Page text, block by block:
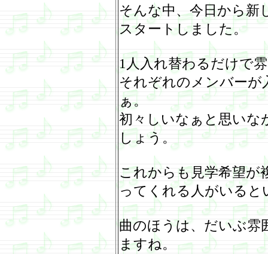
そんな中、今日から新
スタートしました。
1人入れ替わるだけで
それぞれのメンバー
ぁ。
初々しいなぁと思いな
しょう。
これからも見学希望が
ってくれる人がいると
曲のほうは、だいぶ雰
ますね。